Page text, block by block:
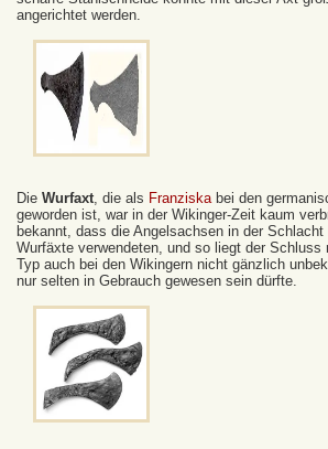
angerichtet werden.
Die Wurfaxt , die als Franziska bei den
geworden ist, war in der Wikinger-Zeit kaum
bekannt, dass die Angelsachsen in der
Wurfäxte verwendeten, und so liegt der Schluss
Typ auch bei den Wikingern nicht gänzlich
nur selten in Gebrauch gewesen sein dürfte.